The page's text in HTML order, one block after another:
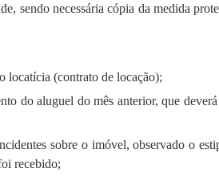
sendo necessária cópia da medida
locatícia (contrato de locação);
do aluguel do mês anterior, que
sobre o imóvel, observado o
recebido;